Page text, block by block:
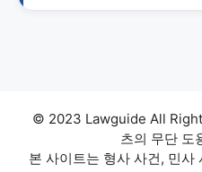
© 2023 Lawguide All
츠의 무단 도
본 사이트는 형사 사건, 민사